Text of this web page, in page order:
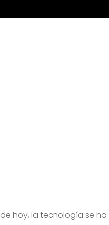
hoy, la tecnología se